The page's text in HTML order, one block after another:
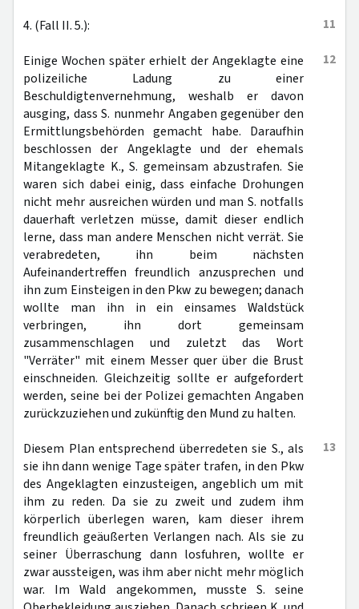
11
4. (Fall II. 5.):
12
Einige Wochen später erhielt der Angeklagte eine
polizeiliche Ladung zu einer
Beschuldigtenvernehmung, weshalb er davon
ausging, dass S. nunmehr Angaben gegenüber den
Ermittlungsbehörden gemacht habe. Daraufhin
beschlossen der Angeklagte und der ehemals
Mitangeklagte K., S. gemeinsam abzustrafen. Sie
waren sich dabei einig, dass einfache Drohungen
nicht mehr ausreichen würden und man S. notfalls
dauerhaft verletzen müsse, damit dieser endlich
lerne, dass man andere Menschen nicht verrät. Sie
verabredeten, ihn beim nächsten
Aufeinandertreffen freundlich anzusprechen und
ihn zum Einsteigen in den Pkw zu bewegen; danach
wollte man ihn in ein einsames Waldstück
verbringen, ihn dort gemeinsam
zusammenschlagen und zuletzt das Wort
"Verräter" mit einem Messer quer über die Brust
einschneiden. Gleichzeitig sollte er aufgefordert
werden, seine bei der Polizei gemachten Angaben
zurückzuziehen und zukünftig den Mund zu halten.
13
Diesem Plan entsprechend überredeten sie S., als
sie ihn dann wenige Tage später trafen, in den Pkw
des Angeklagten einzusteigen, angeblich um mit
ihm zu reden. Da sie zu zweit und zudem ihm
körperlich überlegen waren, kam dieser ihrem
freundlich geäußerten Verlangen nach. Als sie zu
seiner Überraschung dann losfuhren, wollte er
zwar aussteigen, was ihm aber nicht mehr möglich
war. Im Wald angekommen, musste S. seine